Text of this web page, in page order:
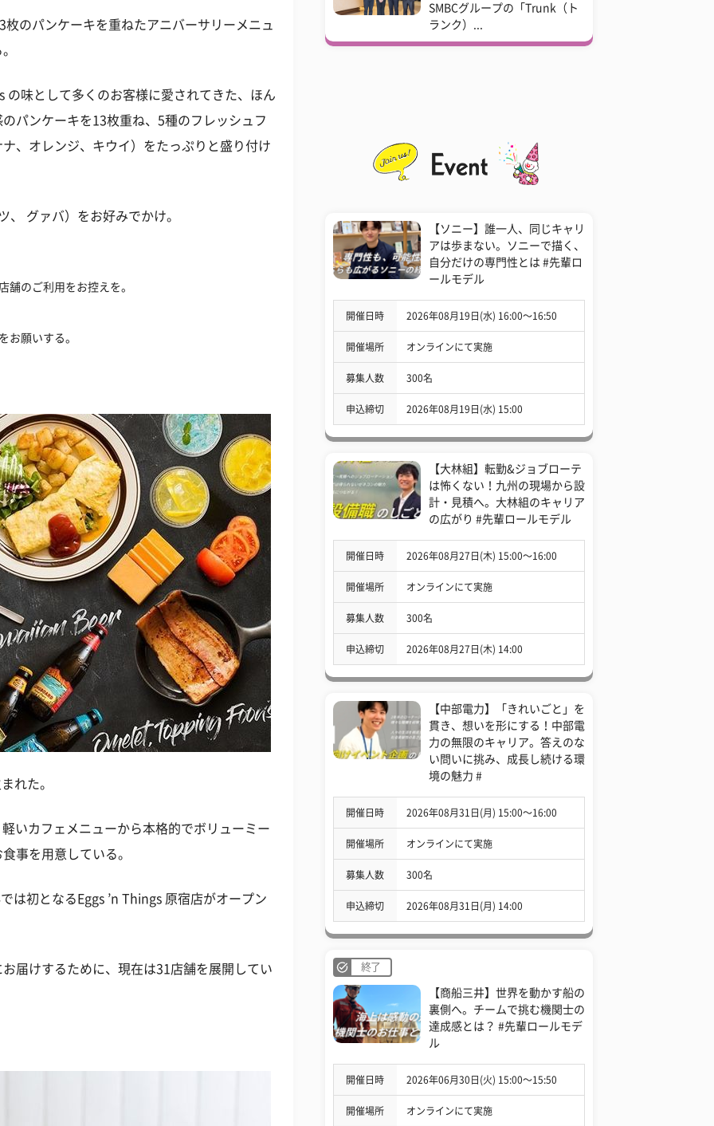
のパンケーキを重ねたアニバーサリーメニュ
の味として多くのお客様に愛されてきた、ほん
パンケーキを13枚重ね、5種のフレッシュフ
、オレンジ、キウイ）をたっぷりと盛り付け
、 グァバ）をお好みでかけ。
舗のご利用をお控えを。
お願いする。
れた。
いカフェメニューから本格的でボリューミー
事を用意している。
は初となるEggs ’n Things 原宿店がオープン
届けするために、現在は31店舗を展開してい
SMBCグループの「Trunk（ト
ランク）...
【ソニー】誰一人、同じキャリ
アは歩まない。ソニーで描く、
自分だけの専門性とは #先輩ロ
ールモデル
開催日時 2026年08月19日(水) 16:00〜16:50
開催場所 オンラインにて実施
募集人数 300名
申込締切 2026年08月19日(水) 15:00
【大林組】転勤&ジョブローテ
は怖くない！九州の現場から設
計・見積へ。大林組のキャリア
の広がり #先輩ロールモデル
開催日時 2026年08月27日(木) 15:00〜16:00
開催場所 オンラインにて実施
募集人数 300名
申込締切 2026年08月27日(木) 14:00
【中部電力】「きれいごと」を
貫き、想いを形にする！中部電
力の無限のキャリア。答えのな
い問いに挑み、成長し続ける環
境の魅力 #
開催日時 2026年08月31日(月) 15:00〜16:00
開催場所 オンラインにて実施
募集人数 300名
申込締切 2026年08月31日(月) 14:00
終了
【商船三井】世界を動かす船の
裏側へ。チームで挑む機関士の
達成感とは？ #先輩ロールモデ
ル
開催日時 2026年06月30日(火) 15:00〜15:50
開催場所 オンラインにて実施